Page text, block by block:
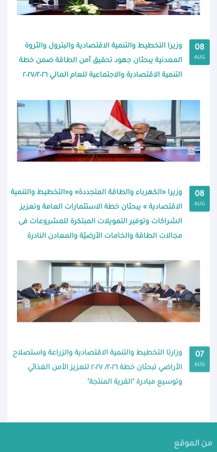
08
AUG
وزيرا التخطيط والتنمية الاقتصادية والبترول والثروة
المعدنية يبحثان جهود تحقيق أمن الطاقة ضمن خطة
التنمية الاقتصادية والاجتماعية للعام المالي ٢٠٢٧/٢٠٢٦
08
AUG
وزيرا «الكهرباء والطاقة المتجددة» و«التخطيط والتنمية
الاقتصادية » يبحثان خطة الاستثمارات العامة وتعزيز
الشراكات وتوفير التمويلات المبتكرة للمشروعات فى
مجالات الطاقة والخامات الأرضيّة والمعادن النادرة
07
AUG
وزارتا التخطيط والتنمية الاقتصادية والزراعة واستصلاح
الأراضي تبحثان خطة ٢٠٢٦/ ٢٠٢٧ لتعزيز الأمن الغذائي
وتوسيع مبادرة "القرية المنتجة"
من الموقع